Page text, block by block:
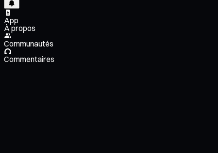
App
À propos
Communautés
Commentaires